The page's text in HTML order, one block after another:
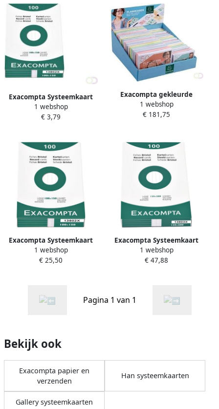
Exacompta Systeemkaart
100x150mm lijn wit 100
stuks
1 webshop
€ 3,79
Exacompta gekleurde
systeemkaarten ft A6 en A7
gelijnd display met 38
1 webshop
€ 181,75
Exacompta Systeemkaart
100x150mm lijn wit 100
stuks
1 webshop
€ 25,50
Exacompta Systeemkaart
125x200mm lijn wit 100
stuks
1 webshop
€ 47,88
Pagina 1 van 1
Bekijk ook
Exacompta papier en
verzenden
Han systeemkaarten
Gallery systeemkaarten